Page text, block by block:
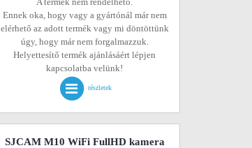
Ennek oka, hogy vagy a gyártónál már nem
elérhető az adott termék vagy mi döntöttünk
úgy, hogy már nem forgalmazzuk.
Helyettesítő termék ajánlásáért lépjen
kapcsolatba velünk!
részletek
SJCAM M10 WiFi FullHD kamera